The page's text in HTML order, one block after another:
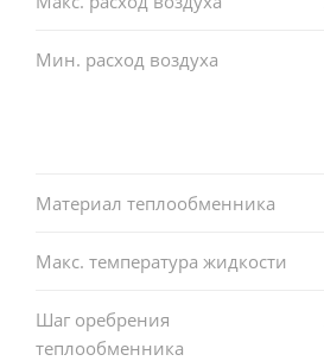
Мин. расход воздуха
Материал теплообменника
Макс. температура жидкости
Шаг оребрения
теплообменника